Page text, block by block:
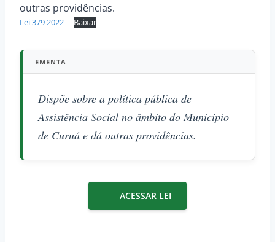
outras providências.
Lei 379 2022_ Baixar
EMENTA
Dispõe sobre a política pública de
Assistência Social no âmbito do Município
de Curuá e dá outras providências.
ACESSAR LEI